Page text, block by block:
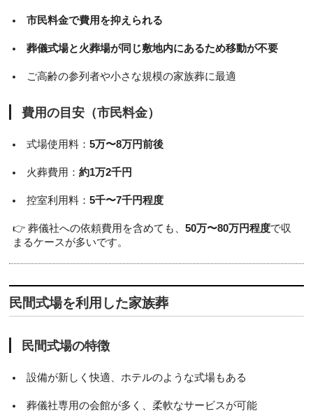
市民料金で費用を抑えられる
葬儀式場と火葬場が同じ敷地内にあるため移動が不要
ご高齢の参列者や小さな規模の家族葬に最適
費用の目安（市民料金）
式場使用料：5万〜8万円前後
火葬費用：約1万2千円
控室利用料：5千〜7千円程度
👉 葬儀社への依頼費用を含めても、50万〜80万円程度で収
まるケースが多いです。
民間式場を利用した家族葬
民間式場の特徴
設備が新しく快適、ホテルのような式場もある
葬儀社専用の会館が多く、柔軟なサービスが可能